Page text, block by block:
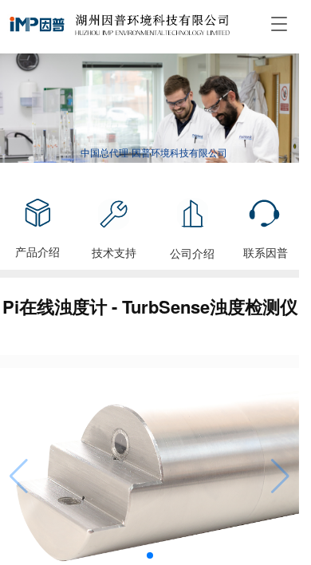
T
g
g
l
e
a
v
i
t
o
n
中国总代理·因普环境科技有限公司
产品介绍 技术支持 公司介绍 联系因普
Pi在线浊度计 - TurbSense浊度检测仪